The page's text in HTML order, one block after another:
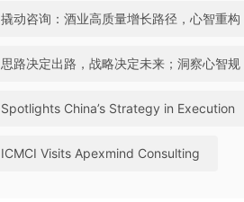
引领中国咨询站上全球行业高地
撬动咨询：酒业高质量增长路径，心智重构
成破局关键
思路决定出路，战略决定未来；洞察心智规
Spotlights China’s Strategy in Execution
ICMCI Visits Apexmind Consulting